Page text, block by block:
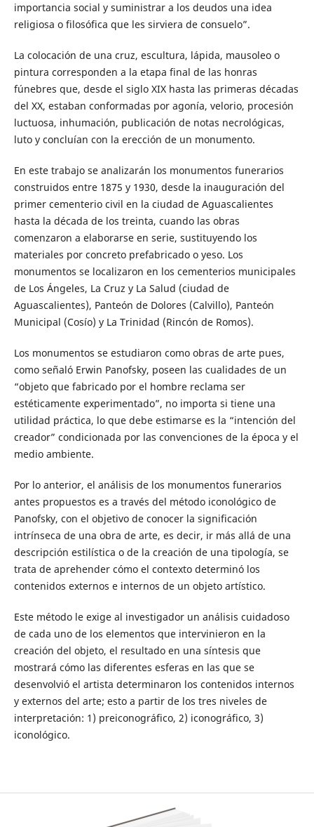
importancia social y suministrar a los deudos una idea
religiosa o filosófica que les sirviera de consuelo”.
La colocación de una cruz, escultura, lápida, mausoleo o
pintura corresponden a la etapa final de las honras
fúnebres que, desde el siglo XIX hasta las primeras décadas
del XX, estaban conformadas por agonía, velorio, procesión
luctuosa, inhumación, publicación de notas necrológicas,
luto y concluían con la erección de un monumento.
En este trabajo se analizarán los monumentos funerarios
construidos entre 1875 y 1930, desde la inauguración del
primer cementerio civil en la ciudad de Aguascalientes
hasta la década de los treinta, cuando las obras
comenzaron a elaborarse en serie, sustituyendo los
materiales por concreto prefabricado o yeso. Los
monumentos se localizaron en los cementerios municipales
de Los Ángeles, La Cruz y La Salud (ciudad de
Aguascalientes), Panteón de Dolores (Calvillo), Panteón
Municipal (Cosío) y La Trinidad (Rincón de Romos).
Los monumentos se estudiaron como obras de arte pues,
como señaló Erwin Panofsky, poseen las cualidades de un
“objeto que fabricado por el hombre reclama ser
estéticamente experimentado”, no importa si tiene una
utilidad práctica, lo que debe estimarse es la “intención del
creador” condicionada por las convenciones de la época y el
medio ambiente.
Por lo anterior, el análisis de los monumentos funerarios
antes propuestos es a través del método iconológico de
Panofsky, con el objetivo de conocer la significación
intrínseca de una obra de arte, es decir, ir más allá de una
descripción estilística o de la creación de una tipología, se
trata de aprehender cómo el contexto determinó los
contenidos externos e internos de un objeto artístico.
Este método le exige al investigador un análisis cuidadoso
de cada uno de los elementos que intervinieron en la
creación del objeto, el resultado en una síntesis que
mostrará cómo las diferentes esferas en las que se
desenvolvió el artista determinaron los contenidos internos
y externos del arte; esto a partir de los tres niveles de
interpretación: 1) preiconográfico, 2) iconográfico, 3)
iconológico.